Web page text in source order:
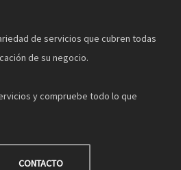
de servicios que cubren todas
de su negocio.
y compruebe todo lo que
CONTACTO